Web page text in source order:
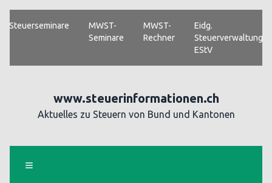
Steuerseminare
MWST-
Seminare
MWST-
Rechner
Eidg.
Steuerverwaltung
EStV
www.steuerinformationen.ch
Aktuelles zu Steuern von Bund und Kantonen